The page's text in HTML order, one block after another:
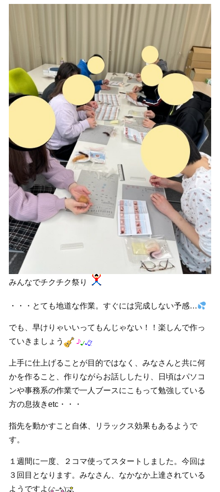
みんなでチクチク祭り
・・・とても地道な作業。すぐには完成しない予感…
でも、早けりゃいいってもんじゃない！！楽しんで作っ
ていきましょう
上手に仕上げることが目的ではなく、みなさんと共に何
かを作ること、作りながらお話ししたり、日頃はパソコ
ンや事務系の作業で一人ブースにこもって勉強している
方の息抜きetc・・・
指先を動かすこと自体、リラックス効果もあるようで
す。
１週間に一度、２コマ使ってスタートしました。今回は
３回目となります。みなさん、なかなか上達されている
ようですよ